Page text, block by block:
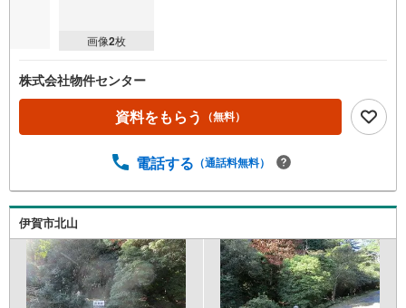
画像2枚
株式会社物件センター
資料をもらう （無料）
電話する （通話料無料）
伊賀市北山